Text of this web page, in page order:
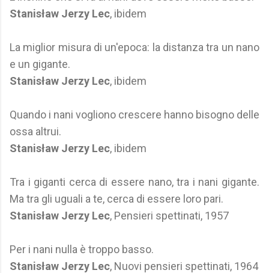
Stanisław Jerzy Lec, ibidem
La miglior misura di un'epoca: la distanza tra un nano
e un gigante.
Stanisław Jerzy Lec, ibidem
Quando i nani vogliono crescere hanno bisogno delle
ossa altrui.
Stanisław Jerzy Lec, ibidem
Tra i giganti cerca di essere nano, tra i nani gigante.
Ma tra gli uguali a te, cerca di essere loro pari.
Stanisław Jerzy Lec, Pensieri spettinati, 1957
Per i nani nulla è troppo basso.
Stanisław Jerzy Lec, Nuovi pensieri spettinati, 1964